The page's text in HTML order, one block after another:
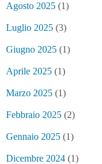
Agosto 2025 (1)
Luglio 2025 (3)
Giugno 2025 (1)
Aprile 2025 (1)
Marzo 2025 (1)
Febbraio 2025 (2)
Gennaio 2025 (1)
Dicembre 2024 (1)